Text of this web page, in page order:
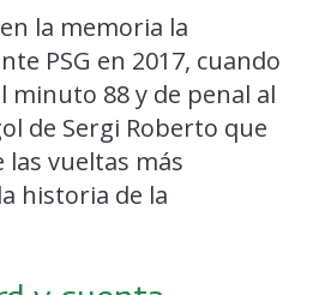
la memoria la
PSG en 2017, cuando
minuto 88 y de penal al
de Sergi Roberto que
vueltas más
historia de la